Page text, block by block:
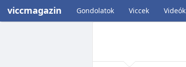
viccmagazin Gondolatok Viccek Videók